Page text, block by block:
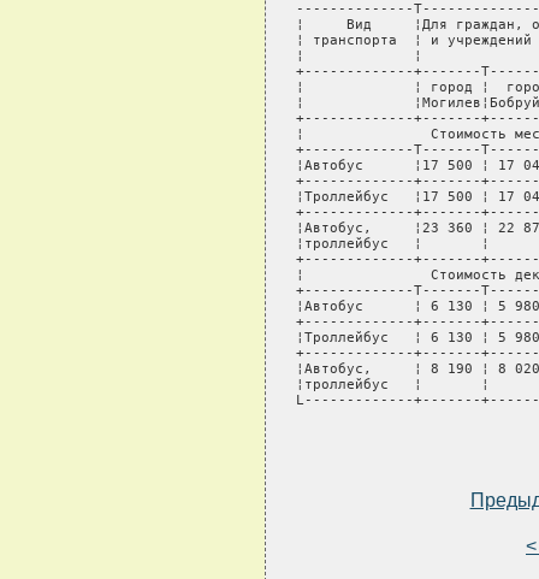
--------------
¦     Вид     ¦Для граждан,
¦ транспорта  ¦ и
¦             ¦
+-------------+-------
¦             ¦ город ¦  город
¦
+-------------+-------
¦               Стоимость
+-------------T-------
¦Автобус      ¦17 500 ¦ 17
+-------------+-------
¦Троллейбус   ¦17 500 ¦
+-------------+-------
¦Автобус,     ¦23 360 ¦
¦троллейбус   ¦
+-------------+-------
¦               Стоимость
+-------------T-------
¦Автобус      ¦ 6 130 ¦ 5
+-------------+-------
¦Троллейбус   ¦ 6 130 ¦
+-------------+-------
¦Автобус,     ¦ 8 190 ¦ 8
¦троллейбус   ¦
L-------------+-------